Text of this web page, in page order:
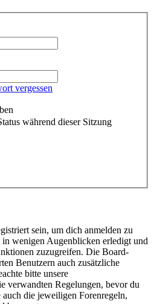
vergessen
während dieser Sitzung
sein, um dich anmelden zu
wenigen Augenblicken erledigt und
zuzugreifen. Die Board-
Benutzern auch zusätzliche
bitte unsere
verwandten Regelungen, bevor du
die jeweiligen Forenregeln,